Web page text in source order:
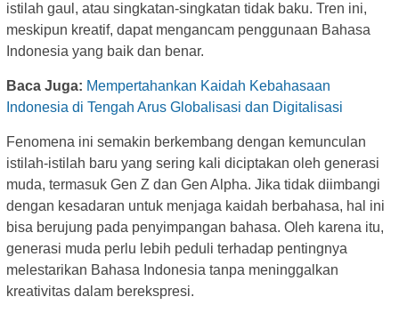
istilah gaul, atau singkatan-singkatan tidak baku. Tren ini,
meskipun kreatif, dapat mengancam penggunaan Bahasa
Indonesia yang baik dan benar.
Baca Juga: Mempertahankan Kaidah Kebahasaan
Indonesia di Tengah Arus Globalisasi dan Digitalisasi
Fenomena ini semakin berkembang dengan kemunculan
istilah-istilah baru yang sering kali diciptakan oleh generasi
muda, termasuk Gen Z dan Gen Alpha. Jika tidak diimbangi
dengan kesadaran untuk menjaga kaidah berbahasa, hal ini
bisa berujung pada penyimpangan bahasa. Oleh karena itu,
generasi muda perlu lebih peduli terhadap pentingnya
melestarikan Bahasa Indonesia tanpa meninggalkan
kreativitas dalam berekspresi.